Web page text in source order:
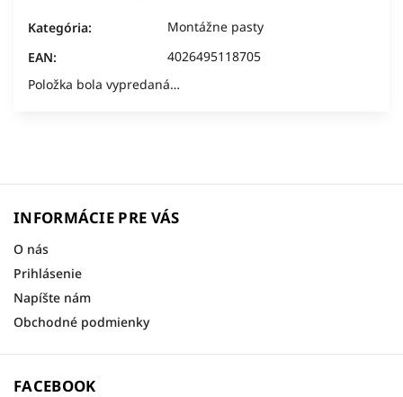
Kategória:
Montážne pasty
EAN:
4026495118705
Položka bola vypredaná…
INFORMÁCIE PRE VÁS
O nás
Prihlásenie
Napíšte nám
Obchodné podmienky
FACEBOOK